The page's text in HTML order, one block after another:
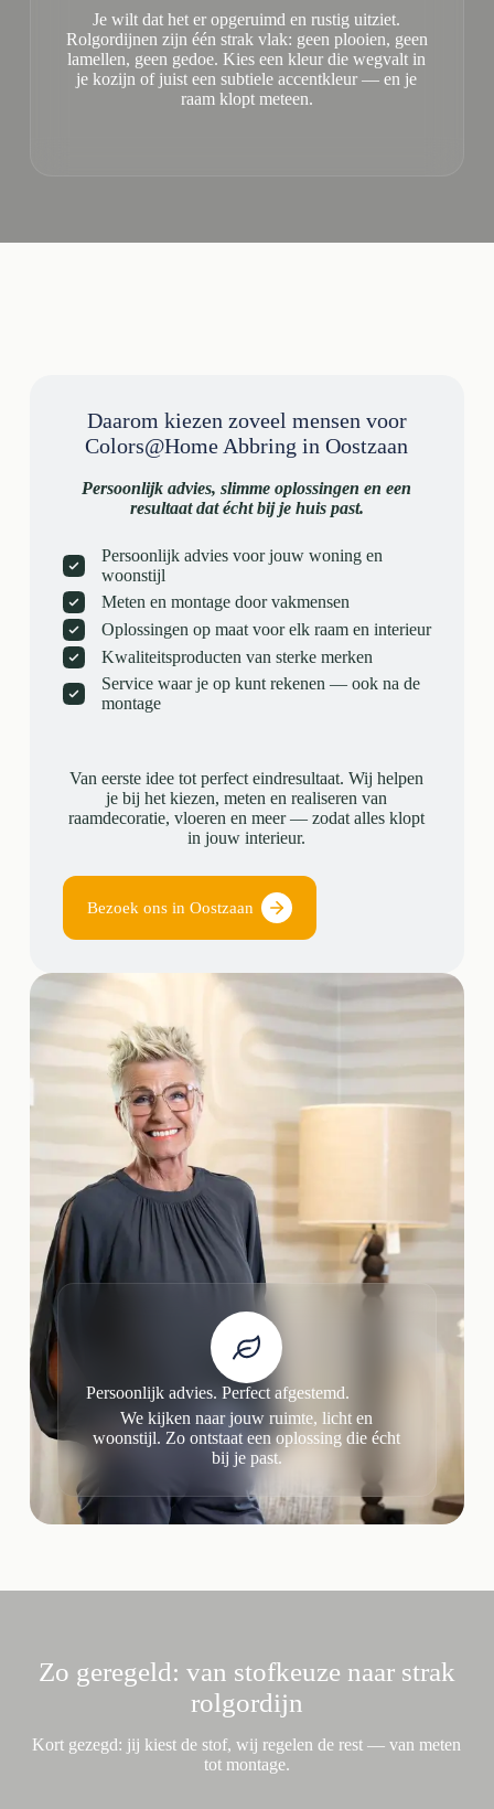
Je wilt dat het er opgeruimd en rustig uitziet.
Rolgordijnen zijn één strak vlak: geen plooien, geen
lamellen, geen gedoe. Kies een kleur die wegvalt in
je kozijn of juist een subtiele accentkleur — en je
raam klopt meteen.
Daarom kiezen zoveel mensen voor
Colors@Home Abbring in Oostzaan
Persoonlijk advies, slimme oplossingen en een
resultaat dat écht bij je huis past.
Persoonlijk advies voor jouw woning en
woonstijl
Meten en montage door vakmensen
Oplossingen op maat voor elk raam en interieur
Kwaliteitsproducten van sterke merken
Service waar je op kunt rekenen — ook na de
montage
Van eerste idee tot perfect eindresultaat. Wij helpen
je bij het kiezen, meten en realiseren van
raamdecoratie, vloeren en meer — zodat alles klopt
in jouw interieur.
Bezoek ons in Oostzaan
Persoonlijk advies. Perfect afgestemd.
We kijken naar jouw ruimte, licht en
woonstijl. Zo ontstaat een oplossing die écht
bij je past.
Zo geregeld: van stofkeuze naar strak
rolgordijn
Kort gezegd: jij kiest de stof, wij regelen de rest — van meten
tot montage.